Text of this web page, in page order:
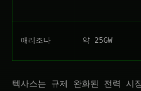
애리조나 약 25GW
텍사스는 규제 완화된 전력 시